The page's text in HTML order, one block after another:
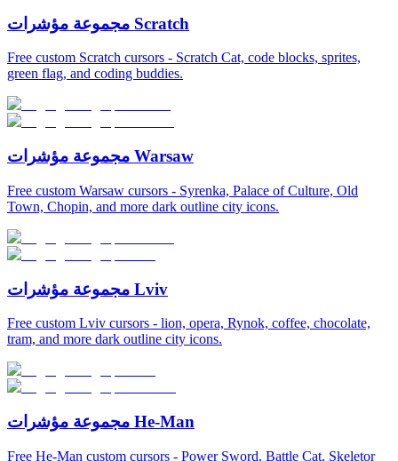
مجموعة مؤشرات Scratch
Free custom Scratch cursors - Scratch Cat, code blocks, sprites,
green flag, and coding buddies.
مجموعة مؤشرات Warsaw
Free custom Warsaw cursors - Syrenka, Palace of Culture, Old
Town, Chopin, and more dark outline city icons.
مجموعة مؤشرات Lviv
Free custom Lviv cursors - lion, opera, Rynok, coffee, chocolate,
tram, and more dark outline city icons.
مجموعة مؤشرات He-Man
Free He-Man custom cursors - Power Sword, Battle Cat, Skeletor